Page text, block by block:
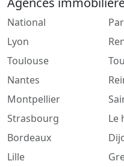
National
Lyon
Toulouse
Nantes
Montpellier
Strasbourg
Bordeaux
Lille
Le